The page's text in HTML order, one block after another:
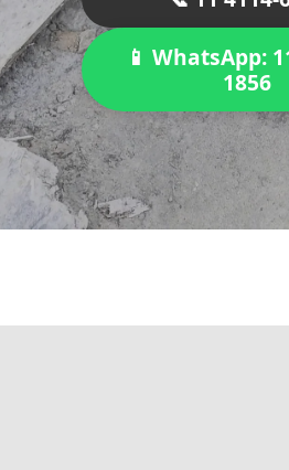
📱 WhatsApp:
1856